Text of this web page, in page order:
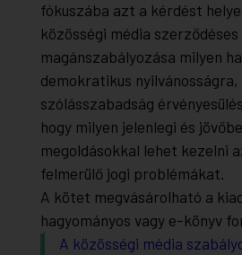
fókuszába azt a kérdést
közösségi média szerződéses
magánszabályozása milyen
demokratikus nyilvánosságra,
szólásszabadság
hogy milyen jelenlegi és
megoldásokkal lehet kezelni
felmerülő jogi problémákat.
A kötet megvásárolható a
hagyományos vagy e-könyv
A közösségi média